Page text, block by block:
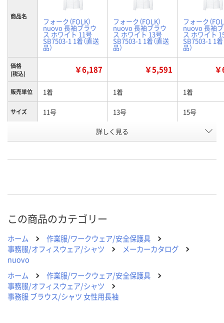
商品名
フォーク（FOLK）
nuovo 長袖ブラウ
ス ホワイト 11号
SB7503-1 1着（直送
品）
フォーク（FOLK）
nuovo 長袖ブラウ
ス ホワイト 13号
SB7503-1 1着（直送
品）
フォーク（
nuovo 長袖
ス ホワイト
SB7503-1 1着
品）
価格
(税込)
￥6,187 ￥5,591
販売単位 1着 1着 1着
サイズ 11号 13号 15号
N035165 N035166
カゴへ
詳しく見る
この商品のカテゴリー
ホーム
作業服/ワークウェア/安全保護具
事務服/オフィスウェア/シャツ
メーカーカタログ
nuovo
ホーム
作業服/ワークウェア/安全保護具
事務服/オフィスウェア/シャツ
事務服 ブラウス/シャツ 女性用長袖